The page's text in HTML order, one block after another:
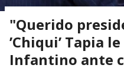
"Querido
’Chiqui’ Tapia
Infantino ante